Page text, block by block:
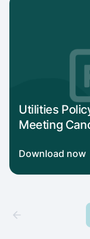
Utilities
Meeting
Download now